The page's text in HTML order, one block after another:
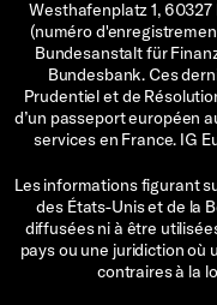
Westhafenplatz 1,
(numéro
Bundesanstalt für
Bundesbank. Ces
Prudentiel et de
d’un passeport européen
services en France. IG
Les informations figurant
des États-Unis et de la
diffusées ni à être
pays ou une juridiction
contraires à la